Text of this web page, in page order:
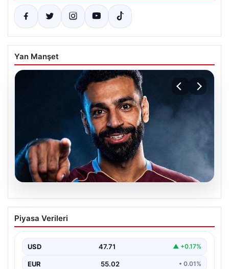
Yan Manşet
Mohamed Salah transferinin detayları
açıklandı!
Piyasa Verileri
USD 47.71 ▲ +0.17%
EUR 55.02 • 0.01%